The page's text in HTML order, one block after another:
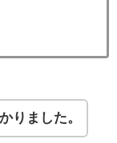
りました。